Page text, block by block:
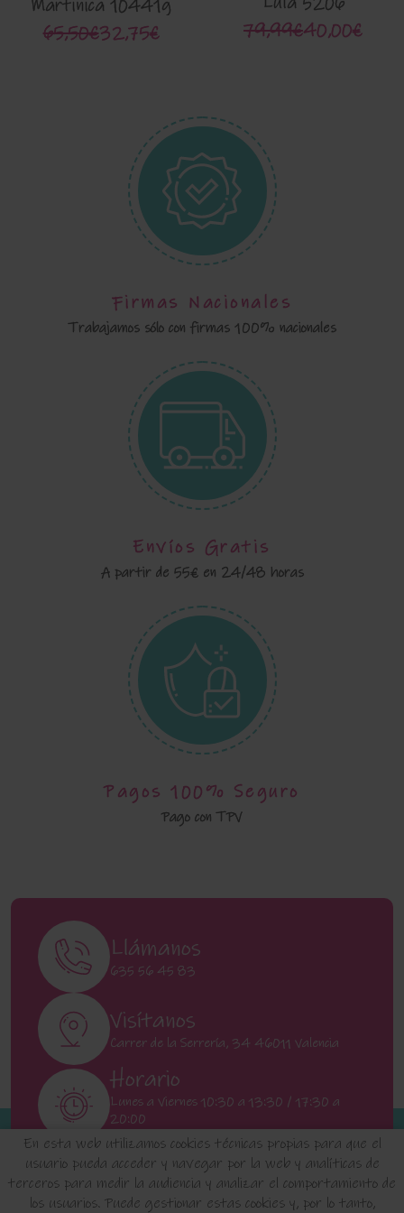
Martinica 10441g
65,50€32,75€ 79,99€40,00€
Firmas Nacionales
Trabajamos sólo con firmas 100% nacionales
Envíos Gratis
A partir de 55€ en 24/48 horas
Pagos 100% Seguro
Pago con TPV
En esta web utilizamos cookies técnicas propias para que el
usuario pueda acceder y navegar por la web y analíticas de
terceros para medir la audiencia y analizar el comportamiento de
los usuarios. Puede gestionar estas cookies y, por lo tanto,
Llámanos
635 56 45 83
Visítanos
Carrer de la Serrería, 34 46011 Valencia
Horario
Lunes a Viernes 10:30 a 13:30 / 17:30 a
20:00
Sábados 11:00 a 13:00
INICIO QUIENES SOMOS FAQ'S